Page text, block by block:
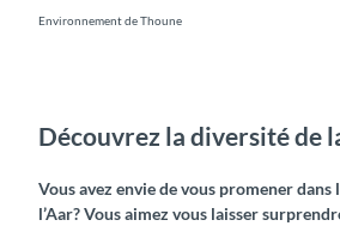
Environnement de Thoune
Découvrez la diversité de
Vous avez envie de vous promener dans
l’Aar? Vous aimez vous laisser